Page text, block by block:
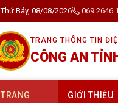
Thứ Bảy, 08/08/2026 069 2646
TRANG THÔNG TIN
CÔNG AN
TRANG
GIỚI THIỆU